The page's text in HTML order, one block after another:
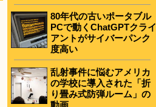
80年代の古いポータブル
PCで動くChatGPTクライ
アントがサイバーパンク
度高い
乱射事件に悩むアメリカ
の学校に導入された「折
り畳み式防弾ルーム」の
動画